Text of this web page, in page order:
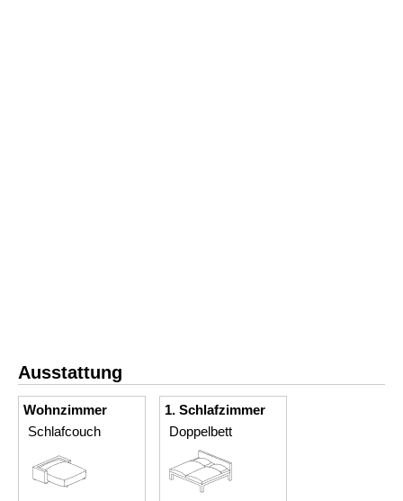
Ausstattung
Wohnzimmer
Schlafcouch
1. Schlafzimmer
Doppelbett